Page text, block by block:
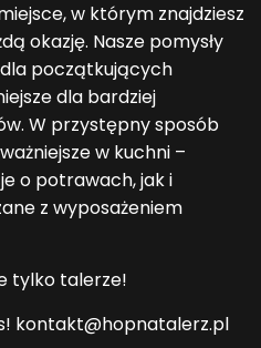
w którym znajdziesz
okazję. Nasze pomysły
początkujących
dla bardziej
W przystępny sposób
w kuchni –
o potrawach, jak i
z wyposażeniem
tylko talerze!
kontakt@hopnatalerz.pl